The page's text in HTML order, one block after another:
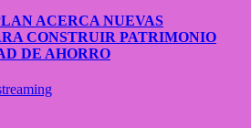
ACERCA NUEVAS
CONSTRUIR PATRIMONIO
DE AHORRO